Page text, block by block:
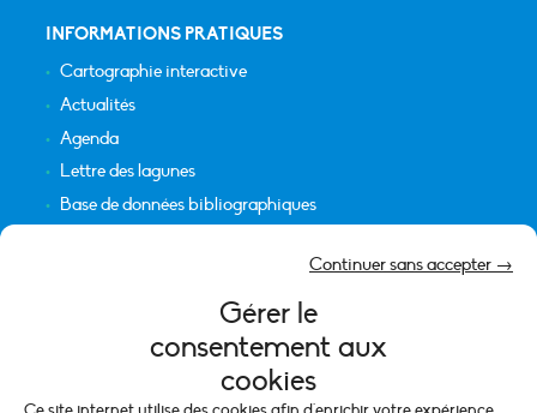
Gérer le
consentement aux
cookies
Continuer sans accepter →
INFORMATIONS PRATIQUES
Cartographie interactive
Actualités
Agenda
Lettre des lagunes
Base de données bibliographiques
Mentions légales
Politique de cookies (UE)